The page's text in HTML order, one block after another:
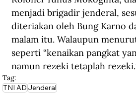
menjadi brigadir jenderal,
diteriakan oleh Bung Karno
malam itu. Walaupun
seperti “kenaikan pangkat
namun rezeki tetaplah
Tag:
TNI ADJenderal